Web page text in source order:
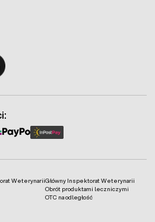
WeterynariiGłówny Inspektorat Weterynarii
Obrót produktami leczniczymi
OTC na odległość